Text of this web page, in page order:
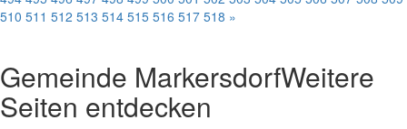
510 511 512 513 514 515 516 517 518 »
Gemeinde MarkersdorfWeitere
Seiten entdecken